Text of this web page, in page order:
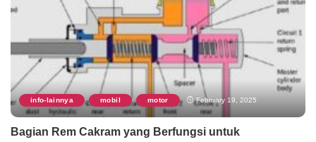
info-lainnya , mobil , motor February 19, 2025
Bagian Rem Cakram yang Berfungsi untuk